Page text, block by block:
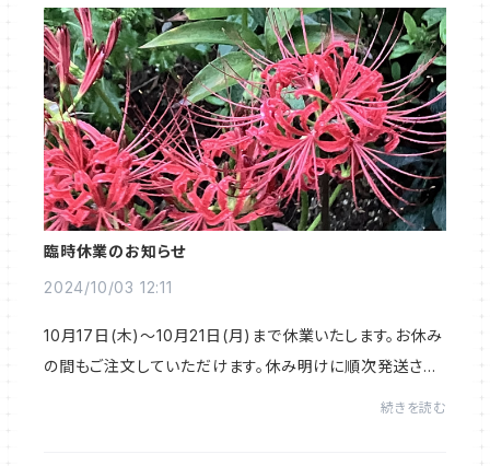
臨時休業のお知らせ
2024/10/03 12:11
10月17日(木)～10月21日(月)まで休業いたします。お休み
の間もご注文していただけます。休み明けに順次発送させ
ていただきますのでどうぞよろしくお願いいたします。
続きを読む